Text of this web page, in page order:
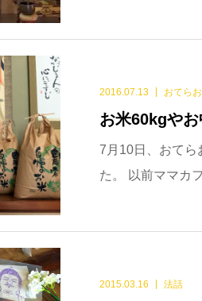
2016.07.13 おてら
お米60kgやお
7月10日、おてら
た。 以前ママカ
2015.03.16 法話